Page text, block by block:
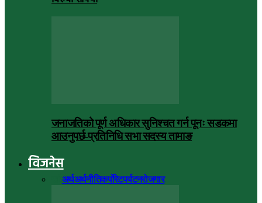
जनाजतिको पूर्ण अधिकार सुनिश्चत गर्न पूनः सडकमा
आउनुपर्छ-प्रतिनिधि सभा सदस्य तामाङ
विजनेस
अर्थअर्थनीतिकर्पोरेटपर्यटनरोजगार